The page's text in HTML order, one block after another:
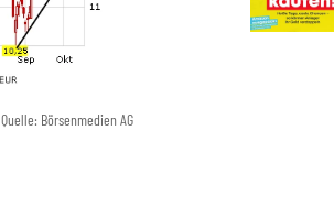
Quelle: Börsenmedien AG